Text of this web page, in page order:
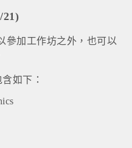
21)
參加工作坊之外，也可以
含如下：